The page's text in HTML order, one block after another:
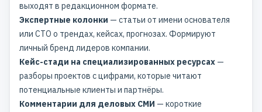
выходят в редакционном формате.
Экспертные колонки — статьи от имени основателя
или CTO о трендах, кейсах, прогнозах. Формируют
личный бренд лидеров компании.
Кейс-стади на специализированных ресурсах —
разборы проектов с цифрами, которые читают
потенциальные клиенты и партнёры.
Комментарии для деловых СМИ — короткие